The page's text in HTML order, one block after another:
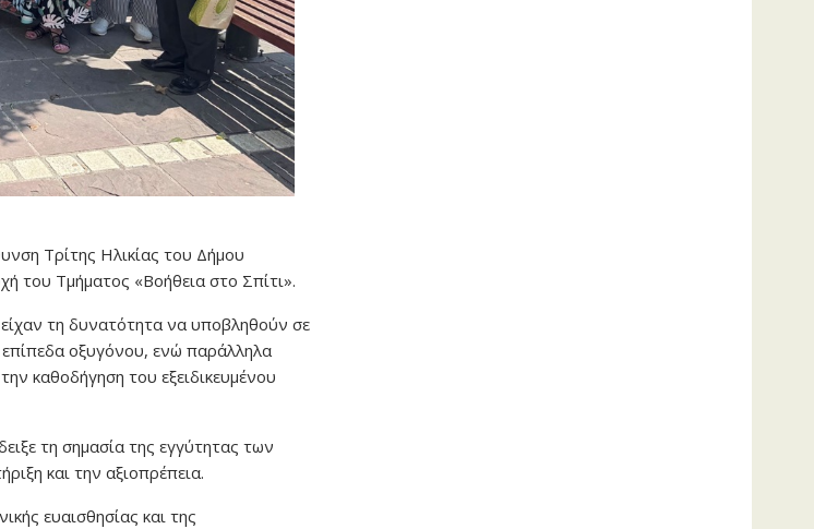
Τρίτης Ηλικίας του Δήμου
του Τμήματος «Βοήθεια στο Σπίτι».
είχαν τη δυνατότητα να υποβληθούν σε
οξυγόνου, ενώ παράλληλα
καθοδήγηση του εξειδικευμένου
τη σημασία της εγγύτητας των
και την αξιοπρέπεια.
ευαισθησίας και της